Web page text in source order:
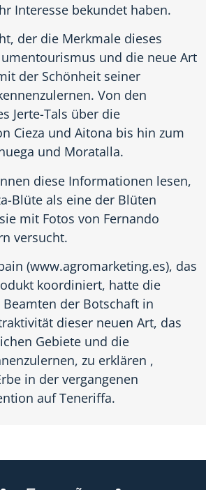
Interesse bekundet haben.
der die Merkmale dieses
und die neue Art
der Schönheit seiner
Von den
Jerte-Tals über die
Cieza und Aitona bis hin zum
und Moratalla.
diese Informationen lesen,
Blüte als eine der Blüten
mit Fotos von Fernando
versucht.
(www.agromarketing.es), das
koordiniert, hatte die
der Botschaft in
dieser neuen Art, das
Gebiete und die
zu erklären ,
in der vergangenen
auf Teneriffa.